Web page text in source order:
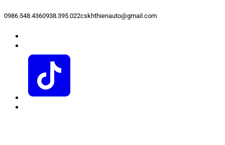
0986.548.4360938.395.022cskhthienauto@gmail.com